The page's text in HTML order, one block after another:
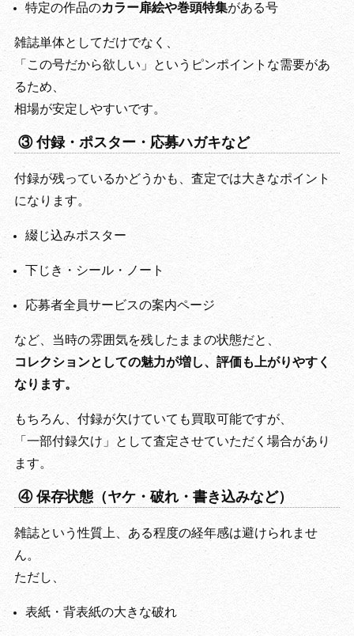
特定の作品のカラー扉絵や巻頭特集がある号
雑誌単体としてだけでなく、
「この号だから欲しい」というピンポイントな需要があ
るため、
相場が安定しやすいです。
③ 付録・ポスター・応募ハガキなど
付録が残っているかどうかも、査定では大きなポイント
になります。
綴じ込みポスター
下じき・シール・ノート
応募者全員サービスの案内ページ
など、当時の雰囲気を残したままの状態だと、
コレクションとしての魅力が増し、評価も上がりやすく
なります。
もちろん、付録が欠けていても買取可能ですが、
「一部付録欠け」として査定させていただく場合があり
ます。
④ 保存状態（ヤケ・破れ・書き込みなど）
雑誌という性質上、ある程度の経年感は避けられませ
ん。
ただし、
表紙・背表紙の大きな破れ